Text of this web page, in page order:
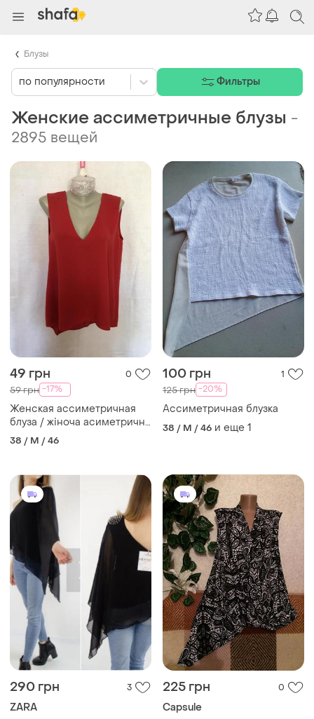
Женские ассиметричные блузы -
2895 вещей
49 грн 0
59 грн -17%
Женская ассиметричная
блуза / жіноча асиметрична
блуза
38 / M / 46
100 грн 1
125 грн -20%
Ассиметричная блузка
38 / M / 46 и еще 1
290 грн 3
ZARA
225 грн 0
Capsule
по популярности Фильтры
Блузы